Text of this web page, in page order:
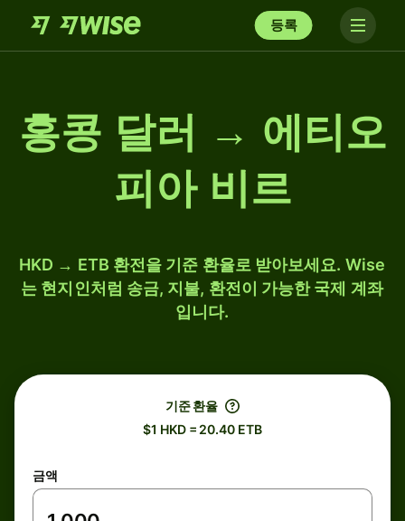
등록
홍콩 달러 → 에티오
피아 비르
HKD → ETB 환전을 기준 환율로 받아보세요. Wise
는 현지인처럼 송금, 지불, 환전이 가능한 국제 계좌
입니다.
기준 환율
$1 HKD = 20.40 ETB
금액